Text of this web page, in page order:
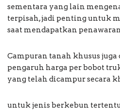
sementara yang lain
terpisah, jadi penting untuk
saat mendapatkan
Campuran tanah khusus
pengaruh harga per bobot
yang telah dicampur secara
untuk jenis berkebun